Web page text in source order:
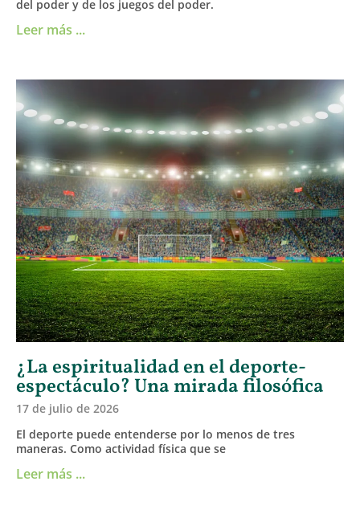
del poder y de los juegos del poder.
Leer más ...
¿La espiritualidad en el deporte-
espectáculo? Una mirada filosófica
17 de julio de 2026
El deporte puede entenderse por lo menos de tres
maneras. Como actividad física que se
Leer más ...